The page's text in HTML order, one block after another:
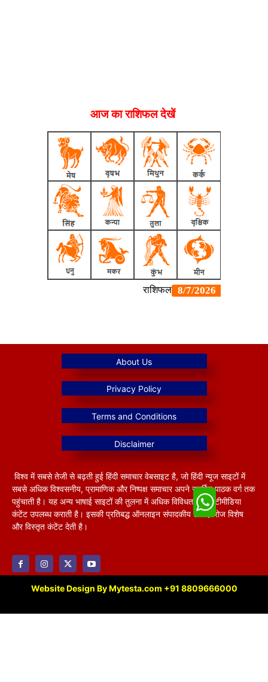
आज का राशिफल देखें
विश्व में सबसे तेजी से बढ़ती हुई हिंदी समाचार वेबसाइट है, जो हिंदी न्यूज साइटों में
सबसे अधिक विश्वसनीय, प्रामाणिक और निष्पक्ष समाचार अपने समर्पित पाठक वर्ग तक
पहुंचाती है। यह अन्य भाषाई साइटों की तुलना में अधिक विविधतापूर्ण मल्टीमीडिया
कंटेंट उपलब्ध कराती है। इसकी प्रतिबद्ध ऑनलाइन संपादकीय टीम हररोज विशेष
और विस्तृत कंटेंट देती है।
Website Design By Mytesta.com +91 8809666000